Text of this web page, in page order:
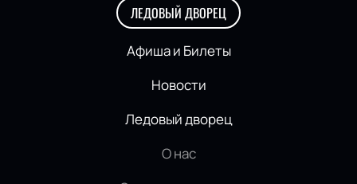
ЛЕДОВЫЙ ДВОРЕЦ
Афиша и Билеты
Новости
Ледовый дворец
О нас